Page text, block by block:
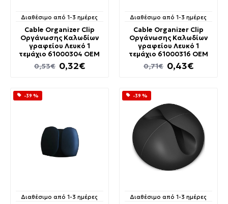
Διαθέσιμο από 1-3 ημέρες
Cable Organizer Clip
Οργάνωσης Καλωδίων
γραφείου Λευκό 1
τεμάχιo 61000304 OEM
0,32€
0,53€
Διαθέσιμο από 1-3 ημέρες
Cable Organizer Clip
Οργάνωσης Καλωδίων
γραφείου Λευκό 1
τεμάχιo 61000316 OEM
0,43€
0,71€
-39 %
Διαθέσιμο από 1-3 ημέρες
-39 %
Διαθέσιμο από 1-3 ημέρες